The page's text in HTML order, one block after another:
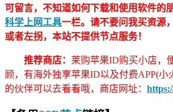
可留言，不知道如何下载和使用软件的
科学上网工具一栏。请不要问我买资源
或者左拐，本站不提供节点服务！
推荐商店： 莱购苹果ID购买小店，
顾，有海外独享苹果ID以及付费APP(小
的伙伴可以去看看哦，商店网址：